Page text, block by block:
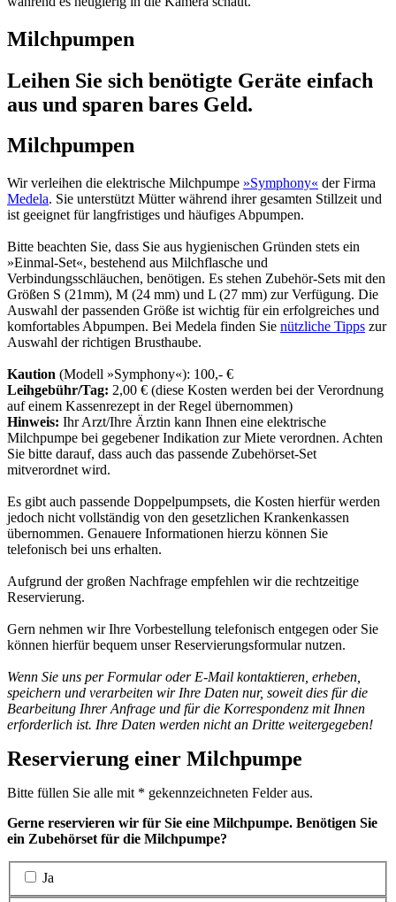
Milchpumpen
Leihen Sie sich benötigte Geräte einfach
aus und sparen bares Geld.
Milchpumpen
Wir verleihen die elektrische Milchpumpe »Symphony« der Firma
Medela. Sie unterstützt Mütter während ihrer gesamten Stillzeit und
ist geeignet für langfristiges und häufiges Abpumpen.
Bitte beachten Sie, dass Sie aus hygienischen Gründen stets ein
»Einmal-Set«, bestehend aus Milchflasche und
Verbindungsschläuchen, benötigen. Es stehen Zubehör-Sets mit den
Größen S (21mm), M (24 mm) und L (27 mm) zur Verfügung. Die
Auswahl der passenden Größe ist wichtig für ein erfolgreiches und
komfortables Abpumpen. Bei Medela finden Sie nützliche Tipps zur
Auswahl der richtigen Brusthaube.
Kaution (Modell »Symphony«): 100,- €
Leihgebühr/Tag: 2,00 € (diese Kosten werden bei der Verordnung
auf einem Kassenrezept in der Regel übernommen)
Hinweis: Ihr Arzt/Ihre Ärztin kann Ihnen eine elektrische
Milchpumpe bei gegebener Indikation zur Miete verordnen. Achten
Sie bitte darauf, dass auch das passende Zubehörset-Set
mitverordnet wird.
Es gibt auch passende Doppelpumpsets, die Kosten hierfür werden
jedoch nicht vollständig von den gesetzlichen Krankenkassen
übernommen. Genauere Informationen hierzu können Sie
telefonisch bei uns erhalten.
Aufgrund der großen Nachfrage empfehlen wir die rechtzeitige
Reservierung.
Gern nehmen wir Ihre Vorbestellung telefonisch entgegen oder Sie
können hierfür bequem unser Reservierungsformular nutzen.
Wenn Sie uns per Formular oder E-Mail kontaktieren, erheben,
speichern und verarbeiten wir Ihre Daten nur, soweit dies für die
Bearbeitung Ihrer Anfrage und für die Korrespondenz mit Ihnen
erforderlich ist. Ihre Daten werden nicht an Dritte weitergegeben!
Reservierung einer Milchpumpe
Bitte füllen Sie alle mit * gekennzeichneten Felder aus.
Gerne reservieren wir für Sie eine Milchpumpe. Benötigen Sie
ein Zubehörset für die Milchpumpe?
Ja